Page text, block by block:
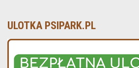
ULOTKA PSIPARK.PL